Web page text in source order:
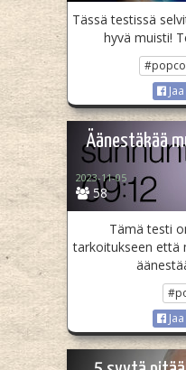
Tässä testissä
hyvä muisti!
Jaa
Äänestäkää
58
2023-11-05
Tämä testi
tarkoitukseen että
Jaa